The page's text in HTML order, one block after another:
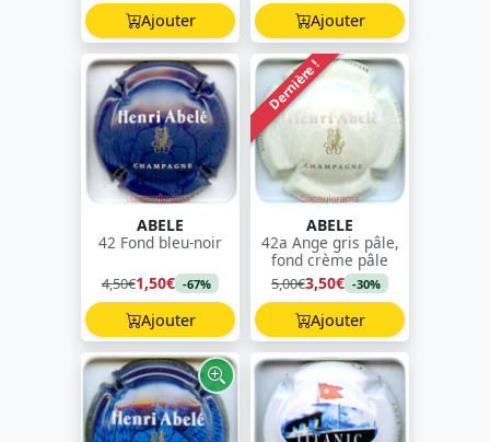
Ajouter Ajouter
ABELE
42 Fond bleu-noir
4,50€1,50€ -67%
Ajouter
Dernière !
ABELE
42a Ange gris pâle,
fond crème pâle
5,00€3,50€ -30%
Ajouter